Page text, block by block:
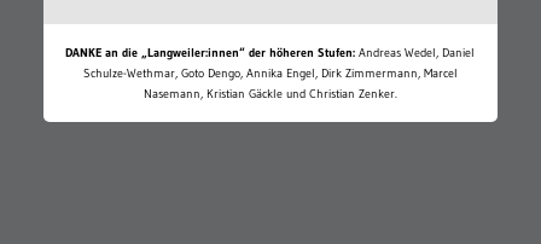
DANKE an die „Langweiler:innen“ der höheren Stufen: Andreas Wedel, Daniel
Schulze-Wethmar, Goto Dengo, Annika Engel, Dirk Zimmermann, Marcel
Nasemann, Kristian Gäckle und Christian Zenker.